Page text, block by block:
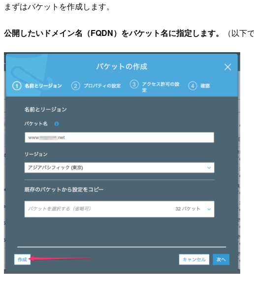
まずはバケットを作成します。
公開したいドメイン名（FQDN）をバケット名に指定します。 （以下